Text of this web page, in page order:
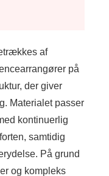
af
på
der giver
Materialet passer
kontinuerlig
samtidig
På grund
og kompleks